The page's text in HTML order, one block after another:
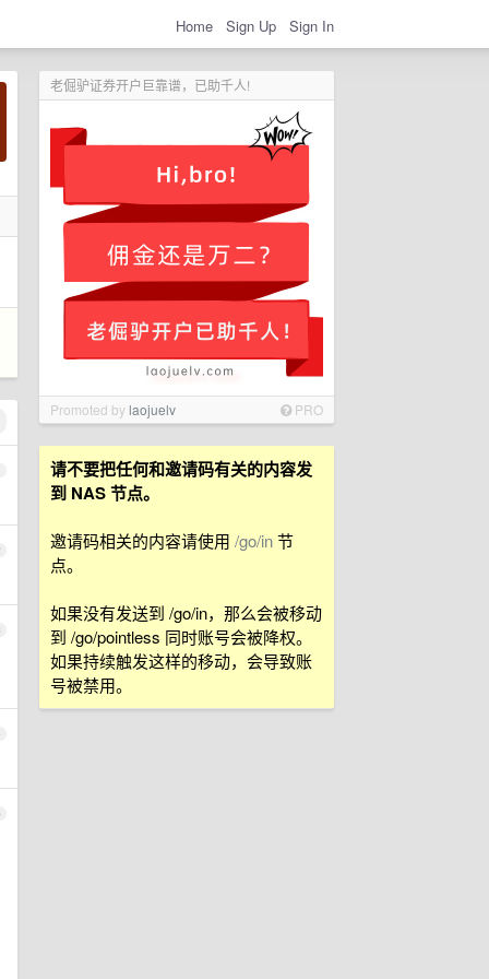
Home Sign Up Sign In
老倔驴证券开户巨靠谱，已助千人!
Promoted bylaojuelv PRO
请不要把任何和邀请码有关的内容发
到 NAS 节点。
邀请码相关的内容请使用 /go/in节
点。
如果没有发送到 /go/in，那么会被移动
到 /go/pointless 同时账号会被降权。
如果持续触发这样的移动，会导致账
号被禁用。